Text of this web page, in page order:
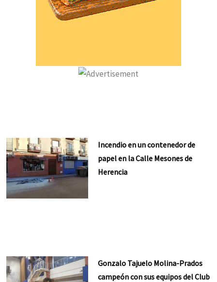
Incendio en un contenedor de
papel en la Calle Mesones de
Herencia
Gonzalo Tajuelo Molina-Prados
campeón con sus equipos del Club